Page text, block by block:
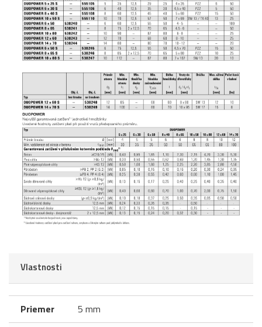
Vlastnosti
Priemer
5 mm